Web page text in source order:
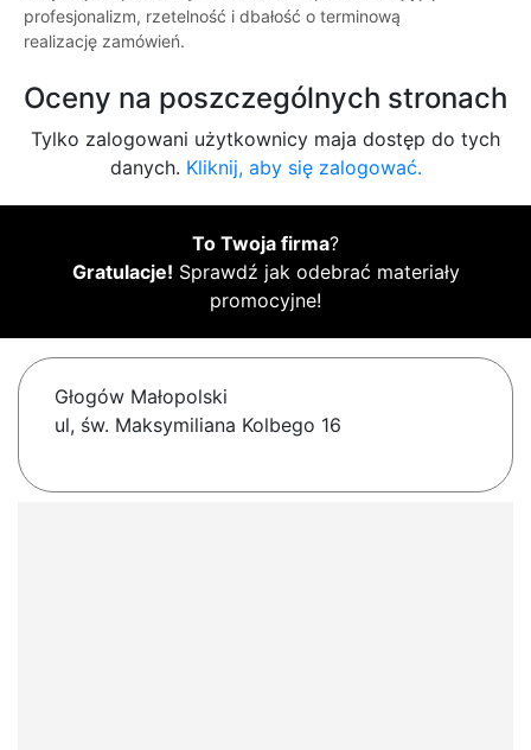
profesjonalizm, rzetelność i dbałość o terminową
realizację zamówień.
Oceny na poszczególnych stronach
Tylko zalogowani użytkownicy maja dostęp do tych
danych. Kliknij, aby się zalogować.
To Twoja firma?
Gratulacje! Sprawdź jak odebrać materiały
promocyjne!
Głogów Małopolski
ul, św. Maksymiliana Kolbego 16